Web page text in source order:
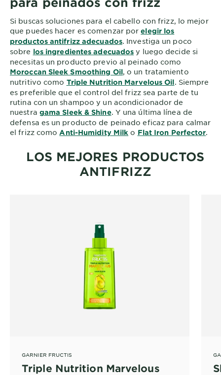
Si buscas soluciones para el cabello con frizz, lo mejor
que puedes hacer es comenzar porelegir los
productos antifrizz adecuados. Investiga un poco
sobre los ingredientes adecuados y luego decide si
necesitas un producto previo al peinado como
Moroccan Sleek Smoothing Oil, o un tratamiento
nutritivo como Triple Nutrition Marvelous Oil. Siempre
es preferible que el control del frizz sea parte de tu
rutina con un shampoo y un acondicionador de
nuestra gama Sleek & Shine. Y una última línea de
defensa es un producto de peinado eficaz para calmar
el frizz como Anti-Humidity Milk o Flat Iron Perfector.
LOS MEJORES PRODUCTOS
ANTIFRIZZ
GARNIER FRUCTIS
Triple Nutrition Marvelous